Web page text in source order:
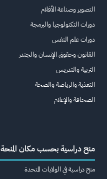
التصوير وصناعة الأفلام
دورات التكنولوجيا والبرمجة
دورات علم النفس
القانون وحقوق الإنسان والجندر
التربية والتدريس
التغذية والرياضة والصحة
الصحافة والإعلام
منح دراسية بحسب مكان المنحة
منح دراسية في الولايات المتحدة